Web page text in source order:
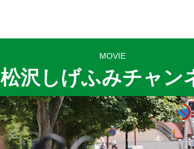
MOVIE
松沢しげふみチャン